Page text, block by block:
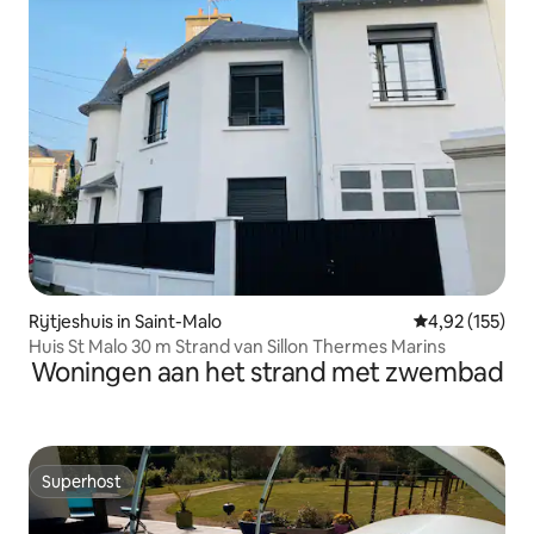
Rijtjeshuis in Saint-Malo Gemiddelde
4,92 (155)
Huis St Malo 30 m Strand van Sillon Thermes Marins
Woningen aan het strand met zwembad
Superhost
Superhost